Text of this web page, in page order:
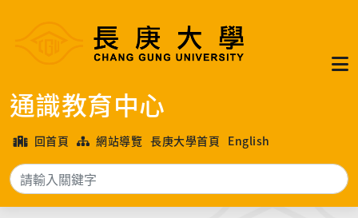
通識教育中心
回首頁 網站導覽 長庚大學首頁 English
搜尋